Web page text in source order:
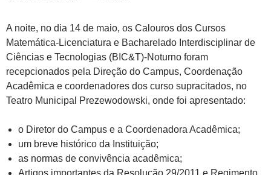
A noite, no dia 14 de maio, os Calouros dos Cursos
Matemática-Licenciatura e Bacharelado Interdisciplinar de
Ciências e Tecnologias (BIC&T)-Noturno foram
recepcionados pela Direção do Campus, Coordenação
Acadêmica e coordenadores dos curso supracitados, no
Teatro Municipal Prezewodowski, onde foi apresentado:
o Diretor do Campus e a Coordenadora Acadêmica;
um breve histórico da Instituição;
as normas de convivência acadêmica;
Artigos importantes da Resolução 29/2011 e Regimento